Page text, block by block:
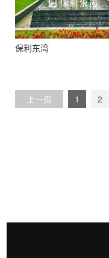
保利东湾
上一页 1 2